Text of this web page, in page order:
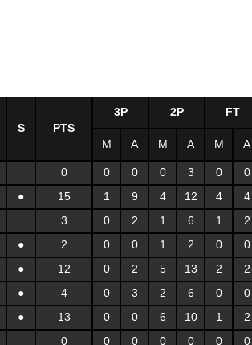
S PTS
3P 2P FT
M A M A M A
0 0 0 0 3 0
0
● 15 1 9 4 12 4
4
3 0 2 1 6 1
2
● 2 0 0 1 2 0
0
● 12 0 2 5 13 2
2
● 4 0 3 2 6 0
0
● 13 0 0 6 10 1
2
0 0 0 0 0 0
0